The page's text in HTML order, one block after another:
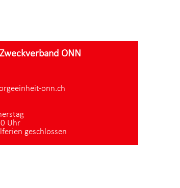
ONN
onn.ch
Uhr
geschlossen